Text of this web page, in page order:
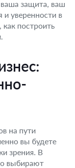
ваша защита, ваш
и уверенности в
построить
на пути
вы будете
зрения. В
выбирают